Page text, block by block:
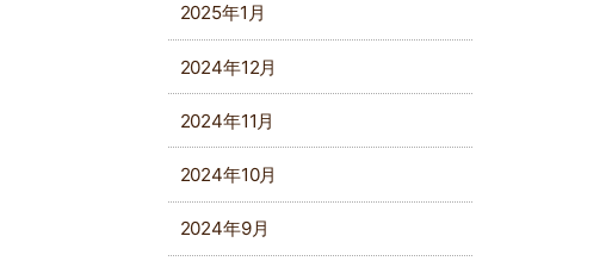
2025年1月
2024年12月
2024年11月
2024年10月
2024年9月